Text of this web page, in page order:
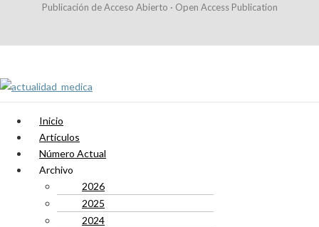
Publicación de Acceso Abierto · Open Access Publication
Inicio
Artículos
Número Actual
Archivo
2026
2025
2024